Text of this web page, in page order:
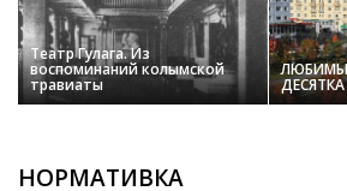
Театр Гулага. Из
воспоминаний колымской
травиаты
НОРМАТИВКА